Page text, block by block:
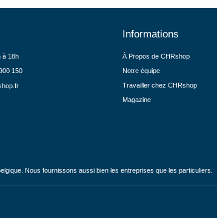
à 18h
150
Informations
À Propos de CHRshop
Notre équipe
Travailler chez CHRshop
Magazine
Nous fournissons aussi bien les entreprises que les particuliers.